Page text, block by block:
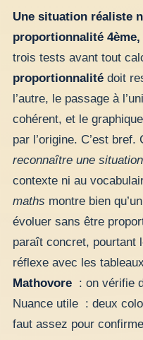
Une situation réaliste
proportionnalité
trois tests avant tout
proportionnalité doit
l’autre, le passage à
cohérent, et le
par l’origine. C’est bref.
reconnaître une situation
contexte ni au
maths montre bien
évoluer sans être
paraît concret, pourtant
réflexe avec les
Mathovore : on vérifie
Nuance utile : deux
faut assez pour